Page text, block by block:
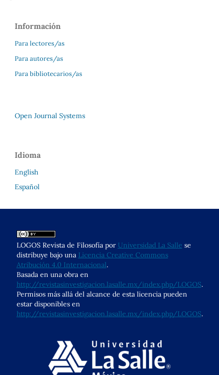
Información
Para lectores/as
Para autores/as
Para bibliotecarios/as
Open Journal Systems
Idioma
English
Español
LOGOS Revista de Filosofía por Universidad La Salle se
distribuye bajo una Licencia Creative Commons
Atribución 4.0 Internacional.
Basada en una obra en
http://revistasinvestigacion.lasalle.mx/index.php/LOGOS.
Permisos más allá del alcance de esta licencia pueden
estar disponibles en
http://revistasinvestigacion.lasalle.mx/index.php/LOGOS.